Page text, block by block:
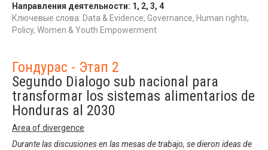
Направления деятельности: 1 , 2, 3, 4
Ключевые слова: Data & Evidence, Governance, Human rights,
Policy, Women & Youth Empowerment
Гондурас - Этап 2
Segundo Dialogo sub nacional para
transformar los sistemas alimentarios de
Honduras al 2030
Area of divergence
Durante las discusiones en las mesas de trabajo, se dieron ideas de